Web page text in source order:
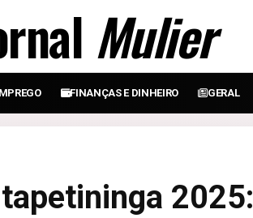
Mulier
FINANÇAS E DINHEIRO GERAL
2025: